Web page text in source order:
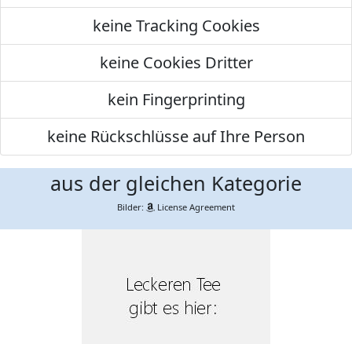
keine Tracking Cookies
keine Cookies Dritter
kein Fingerprinting
keine Rückschlüsse auf Ihre Person
aus der gleichen Kategorie
Bilder: License Agreement